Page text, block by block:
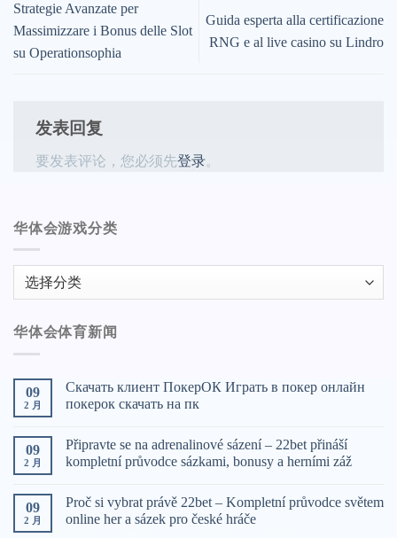
Strategie Avanzate per
Massimizzare i Bonus delle Slot
su Operationsophia
Guida esperta alla certificazione
RNG e al live casino su Lindro
发表回复
要发表评论，您必须先登录。
华体会游戏分类
游
戏
分
华体会体育新闻
09
2 月
Скачать клиент ПокерОК Играть в покер онлайн
покерок скачать на пк
09
2 月
Připravte se na adrenalinové sázení – 22bet přináší
kompletní průvodce sázkami, bonusy a herními záž
09
2 月
Proč si vybrat právě 22bet – Kompletní průvodce světem
online her a sázek pro české hráče